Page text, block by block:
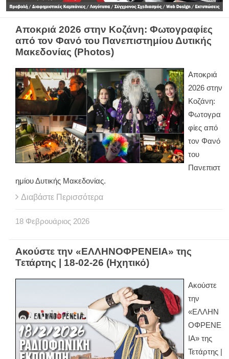
Αποκριά 2026 στην Κοζάνη: Φωτογραφίες
από τον Φανό του Πανεπιστημίου Δυτικής
Μακεδονίας (Photos)
Αποκριά
2026 στην
Κοζάνη:
Φωτογρα
φίες από
τον Φανό
του
Πανεπιστ
ημίου Δυτικής Μακεδονίας.
Διαβάστε Περισσότερα
18 Φεβρουάριος 2026
Ακούστε την «ΕΛΛΗΝΟΦΡΕΝΕΙΑ» της
Τετάρτης | 18-02-26 (Ηχητικό)
Ακούστε
την
«ΕΛΛΗΝ
ΟΦΡΕΝΕ
ΙΑ» της
Τετάρτης |